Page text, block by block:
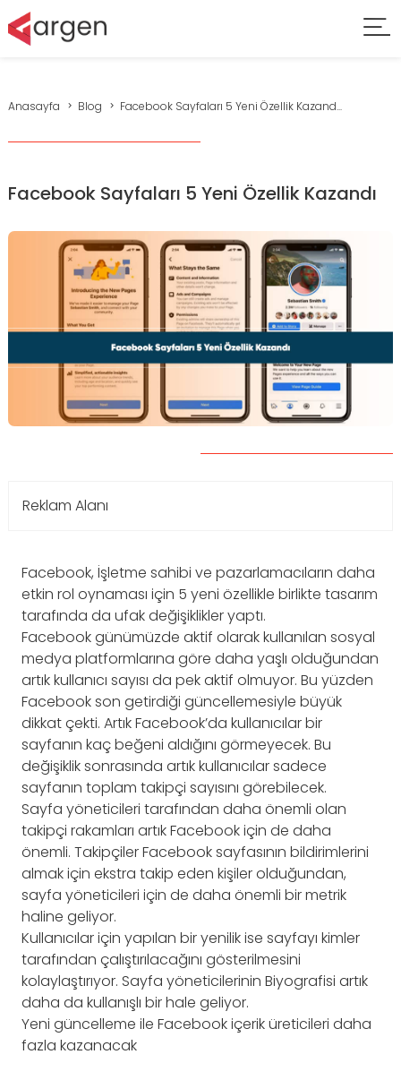
Anasayfa Blog Facebook Sayfaları 5 Yeni Özellik Kazand...
Facebook Sayfaları 5 Yeni Özellik Kazandı
Reklam Alanı
Facebook, İşletme sahibi ve pazarlamacıların daha
etkin rol oynaması için 5 yeni özellikle birlikte tasarım
tarafında da ufak değişiklikler yaptı.
Facebook günümüzde aktif olarak kullanılan sosyal
medya platformlarına göre daha yaşlı olduğundan
artık kullanıcı sayısı da pek aktif olmuyor. Bu yüzden
Facebook son getirdiği güncellemesiyle büyük
dikkat çekti. Artık Facebook’da kullanıcılar bir
sayfanın kaç beğeni aldığını görmeyecek. Bu
değişiklik sonrasında artık kullanıcılar sadece
sayfanın toplam takipçi sayısını görebilecek.
Sayfa yöneticileri tarafından daha önemli olan
takipçi rakamları artık Facebook için de daha
önemli. Takipçiler Facebook sayfasının bildirimlerini
almak için ekstra takip eden kişiler olduğundan,
sayfa yöneticileri için de daha önemli bir metrik
haline geliyor.
Kullanıcılar için yapılan bir yenilik ise sayfayı kimler
tarafından çalıştırılacağını gösterilmesini
kolaylaştırıyor. Sayfa yöneticilerinin Biyografisi artık
daha da kullanışlı bir hale geliyor.
Yeni güncelleme ile Facebook içerik üreticileri daha
fazla kazanacak